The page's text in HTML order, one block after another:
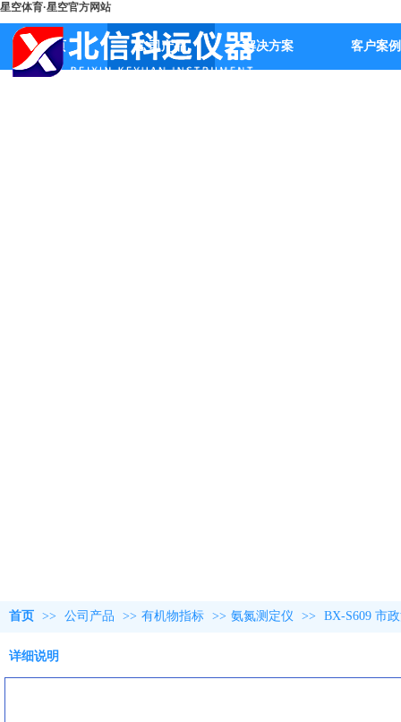
星空体育·星空官方网站
首页 公司产品 解决方案 客户案例
首页 >> 公司产品 >> 有机物指标 >> 氨氮测定仪 >> BX-S609 市
详细说明